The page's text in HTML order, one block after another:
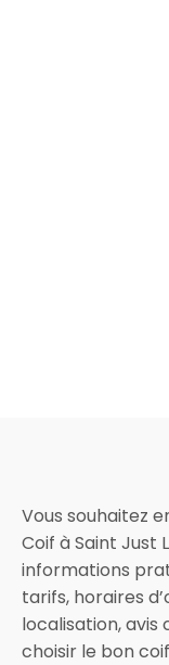
Vous souhaitez
Coif à Saint Just
informations
tarifs, horaires
localisation, avis
choisir le bon